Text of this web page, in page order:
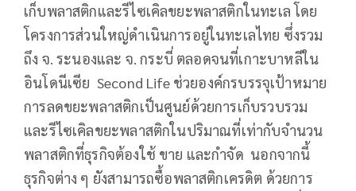
เก็บพลาสติกและรีไซเคิลขยะพลาสติกในทะเล โดย
โครงการส่วนใหญ่ดำเนินการอยู่ในทะเลไทย ซึ่งรวม
ถึง จ. ระนองและ จ. กระบี่ ตลอดจนที่เกาะบาหลีใน
อินโดนีเซีย Second Life ช่วยองค์กรบรรจุเป้าหมาย
การลดขยะพลาสติกเป็นศูนย์ด้วยการเก็บรวบรวม
และรีไซเคิลขยะพลาสติกในปริมาณที่เท่ากับจำนวน
พลาสติกที่ธุรกิจต้องใช้ ขาย และกำจัด นอกจากนี้
ธุรกิจต่าง ๆ ยังสามารถซื้อพลาสติกเครดิต ด้วยการ